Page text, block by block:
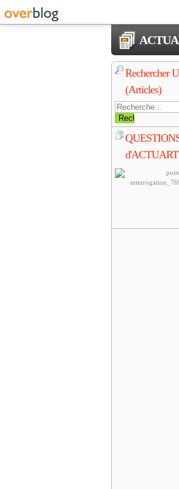
Rechercher
(Articles)
d'ACTUART